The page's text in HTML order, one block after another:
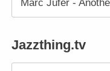
Marc Jufer -
Jazzthing.tv